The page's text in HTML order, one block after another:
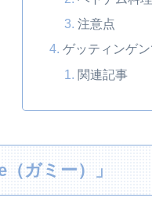
注意点
ゲッティンゲ
関連記事
（ガミー）」